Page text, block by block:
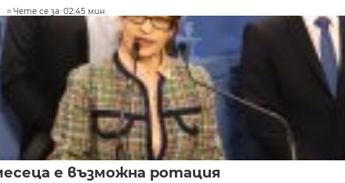
Чете се за: 02:45 мин.
е възможна ротация